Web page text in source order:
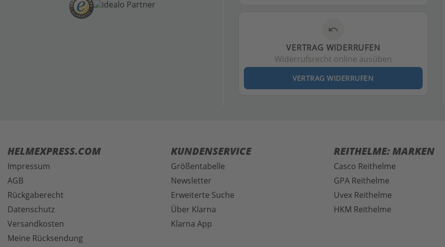
undo
VERTRAG WIDERRUFEN
Widerrufsrecht online ausüben
VERTRAG WIDERRUFEN
HELMEXPRESS.COM
Impressum
AGB
Rückgaberecht
Datenschutz
Versandkosten
Meine Rücksendung
KUNDENSERVICE
Größentabelle
Newsletter
Erweiterte Suche
Über Klarna
Klarna App
REITHELME: MARKEN
Casco Reithelme
GPA Reithelme
Uvex Reithelme
HKM Reithelme